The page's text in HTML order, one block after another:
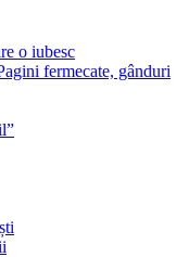
o iubesc
fermecate, gânduri